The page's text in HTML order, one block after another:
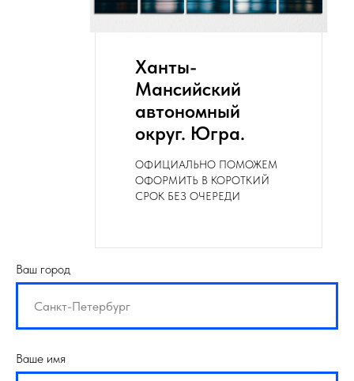
Ханты-
Мансийский
автономный
округ. Югра.
ОФИЦИАЛЬНО ПОМОЖЕМ
ОФОРМИТЬ В КОРОТКИЙ
СРОК БЕЗ ОЧЕРЕДИ
Ваш город
Ваше имя